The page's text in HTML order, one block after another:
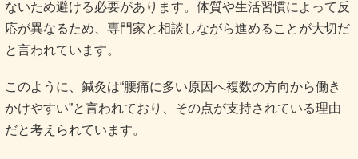
ないため避ける必要があります。体質や生活習慣によって反
応が異なるため、専門家と相談しながら進めることが大切だ
と言われています。
このように、鍼灸は“腰痛に多い原因へ複数の方向から働き
かけやすい”と言われており、その点が支持されている理由
だと考えられています。